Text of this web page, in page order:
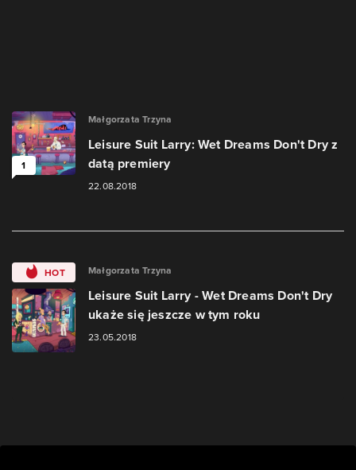
1
Małgorzata Trzyna
Leisure Suit Larry: Wet Dreams Don't Dry z
datą premiery
22.08.2018
HOT Małgorzata Trzyna
Leisure Suit Larry - Wet Dreams Don't Dry
ukaże się jeszcze w tym roku
23.05.2018